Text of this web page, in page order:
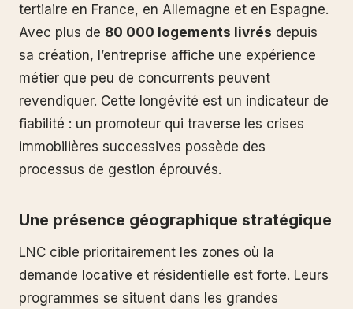
tertiaire en France, en Allemagne et en Espagne.
Avec plus de 80 000 logements livrés depuis
sa création, l’entreprise affiche une expérience
métier que peu de concurrents peuvent
revendiquer. Cette longévité est un indicateur de
fiabilité : un promoteur qui traverse les crises
immobilières successives possède des
processus de gestion éprouvés.
Une présence géographique stratégique
LNC cible prioritairement les zones où la
demande locative et résidentielle est forte. Leurs
programmes se situent dans les grandes